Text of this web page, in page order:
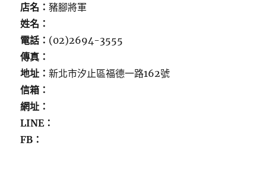
店名：豬腳將軍
姓名：
電話： (02)2694-3555
傳真：
地址：新北市汐止區福德一路162號
信箱：
網址：
LINE：
FB：